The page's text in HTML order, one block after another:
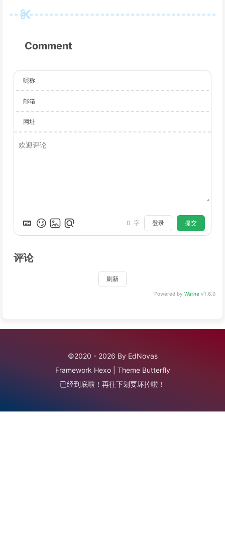
Comment
昵称
邮箱
网址
0 字 登录 提交
评论
刷新
Powered by Waline v1.6.0
©2020 - 2026 By EdNovas
Framework Hexo Theme Butterfly
已经到底啦！再往下划要坏掉啦！